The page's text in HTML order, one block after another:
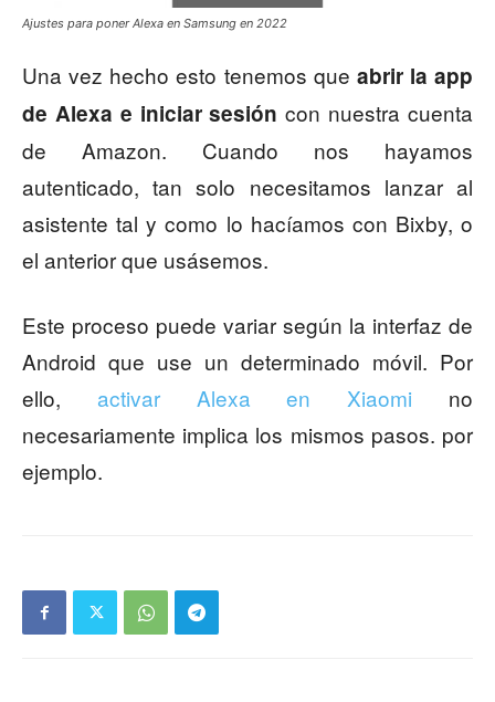
Ajustes para poner Alexa en Samsung en 2022
Una vez hecho esto tenemos que abrir la app
de Alexa e iniciar sesióncon nuestra cuenta
de Amazon. Cuando nos hayamos
autenticado, tan solo necesitamos lanzar al
asistente tal y como lo hacíamos con Bixby, o
el anterior que usásemos.
Este proceso puede variar según la interfaz de
Android que use un determinado móvil. Por
ello, activar Alexa en Xiaomi no
necesariamente implica los mismos pasos. por
ejemplo.